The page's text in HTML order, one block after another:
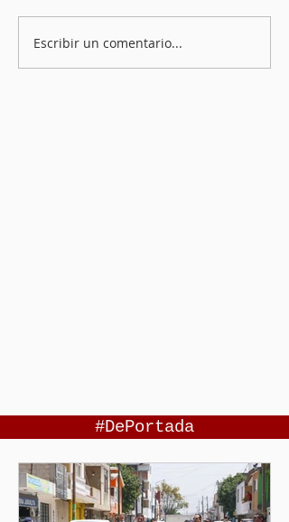
Escribir un comentario...
#DePortada